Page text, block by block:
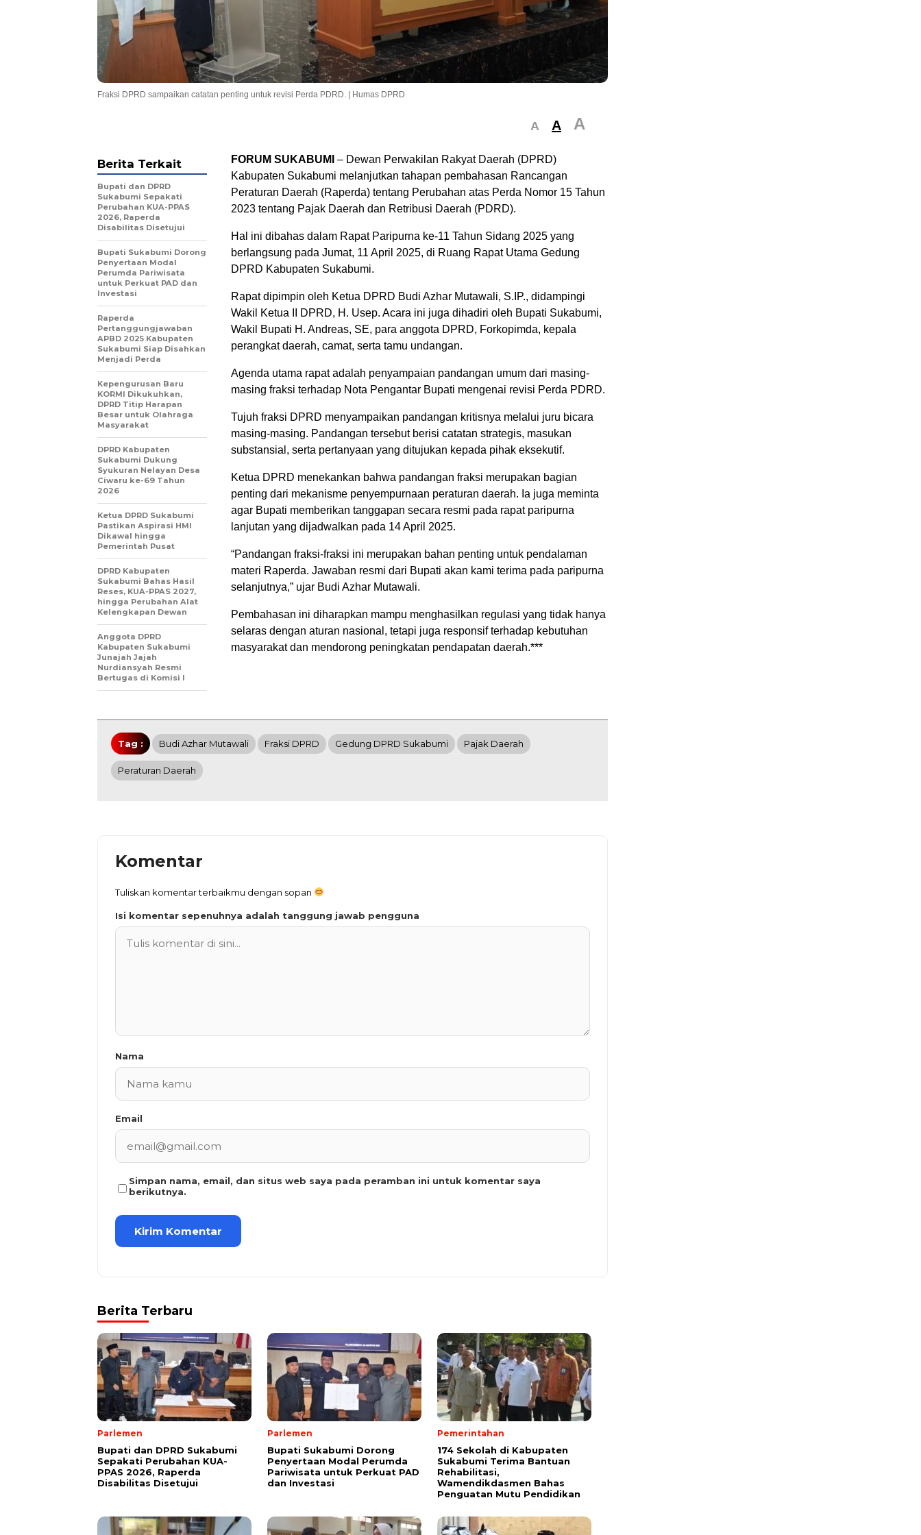
Fraksi DPRD sampaikan catatan penting untuk revisi Perda PDRD. | Humas DPRD
A A A
FORUM SUKABUMI – Dewan Perwakilan Rakyat Daerah (DPRD)
Kabupaten Sukabumi melanjutkan tahapan pembahasan Rancangan
Peraturan Daerah (Raperda) tentang Perubahan atas Perda Nomor 15 Tahun
2023 tentang Pajak Daerah dan Retribusi Daerah (PDRD).
Hal ini dibahas dalam Rapat Paripurna ke-11 Tahun Sidang 2025 yang
berlangsung pada Jumat, 11 April 2025, di Ruang Rapat Utama Gedung
DPRD Kabupaten Sukabumi.
Rapat dipimpin oleh Ketua DPRD Budi Azhar Mutawali, S.IP., didampingi
Wakil Ketua II DPRD, H. Usep. Acara ini juga dihadiri oleh Bupati Sukabumi,
Wakil Bupati H. Andreas, SE, para anggota DPRD, Forkopimda, kepala
perangkat daerah, camat, serta tamu undangan.
Agenda utama rapat adalah penyampaian pandangan umum dari masing-
masing fraksi terhadap Nota Pengantar Bupati mengenai revisi Perda PDRD.
Tujuh fraksi DPRD menyampaikan pandangan kritisnya melalui juru bicara
masing-masing. Pandangan tersebut berisi catatan strategis, masukan
substansial, serta pertanyaan yang ditujukan kepada pihak eksekutif.
Ketua DPRD menekankan bahwa pandangan fraksi merupakan bagian
penting dari mekanisme penyempurnaan peraturan daerah. Ia juga meminta
agar Bupati memberikan tanggapan secara resmi pada rapat paripurna
lanjutan yang dijadwalkan pada 14 April 2025.
“Pandangan fraksi-fraksi ini merupakan bahan penting untuk pendalaman
materi Raperda. Jawaban resmi dari Bupati akan kami terima pada paripurna
selanjutnya,” ujar Budi Azhar Mutawali.
Pembahasan ini diharapkan mampu menghasilkan regulasi yang tidak hanya
selaras dengan aturan nasional, tetapi juga responsif terhadap kebutuhan
masyarakat dan mendorong peningkatan pendapatan daerah.***
Berita Terkait
Bupati dan DPRD
Sukabumi Sepakati
Perubahan KUA-PPAS
2026, Raperda
Disabilitas Disetujui
Bupati Sukabumi Dorong
Penyertaan Modal
Perumda Pariwisata
untuk Perkuat PAD dan
Investasi
Raperda
Pertanggungjawaban
APBD 2025 Kabupaten
Sukabumi Siap Disahkan
Menjadi Perda
Kepengurusan Baru
KORMI Dikukuhkan,
DPRD Titip Harapan
Besar untuk Olahraga
Masyarakat
DPRD Kabupaten
Sukabumi Dukung
Syukuran Nelayan Desa
Ciwaru ke-69 Tahun
2026
Ketua DPRD Sukabumi
Pastikan Aspirasi HMI
Dikawal hingga
Pemerintah Pusat
DPRD Kabupaten
Sukabumi Bahas Hasil
Reses, KUA-PPAS 2027,
hingga Perubahan Alat
Kelengkapan Dewan
Anggota DPRD
Kabupaten Sukabumi
Junajah Jajah
Nurdiansyah Resmi
Bertugas di Komisi I
Tag : Budi Azhar Mutawali Fraksi DPRD Gedung DPRD Sukabumi Pajak Daerah
Peraturan Daerah
Komentar
Tuliskan komentar terbaikmu dengan sopan
Isi komentar sepenuhnya adalah tanggung jawab pengguna
Nama
Email
Simpan nama, email, dan situs web saya pada peramban ini untuk komentar saya
berikutnya.
Berita Terbaru
Parlemen
Bupati dan DPRD Sukabumi
Sepakati Perubahan KUA-
PPAS 2026, Raperda
Disabilitas Disetujui
Parlemen
Bupati Sukabumi Dorong
Penyertaan Modal Perumda
Pariwisata untuk Perkuat PAD
dan Investasi
Pemerintahan
174 Sekolah di Kabupaten
Sukabumi Terima Bantuan
Rehabilitasi,
Wamendikdasmen Bahas
Penguatan Mutu Pendidikan